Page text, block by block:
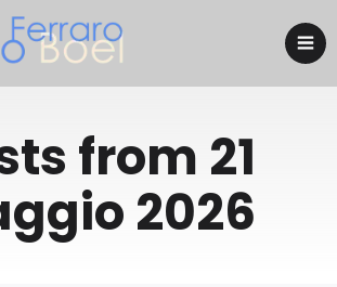
from 21
2026